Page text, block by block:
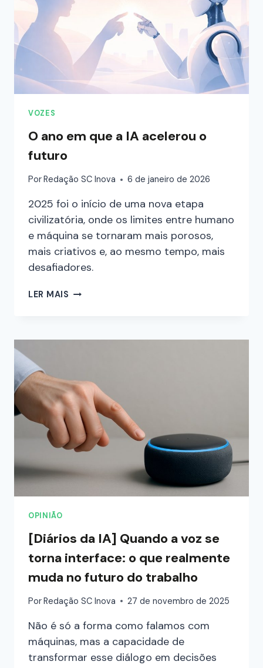
VOZES
O ano em que a IA acelerou o
futuro
Por Redação SC Inova 6 de janeiro de 2026
2025 foi o início de uma nova etapa
civilizatória, onde os limites entre humano
e máquina se tornaram mais porosos,
mais criativos e, ao mesmo tempo, mais
desafiadores.
LER MAIS
OPINIÃO
[Diários da IA] Quando a voz se
torna interface: o que realmente
muda no futuro do trabalho
PorRedação SC Inova 27 de novembro de 2025
Não é só a forma como falamos com
máquinas, mas a capacidade de
transformar esse diálogo em decisões